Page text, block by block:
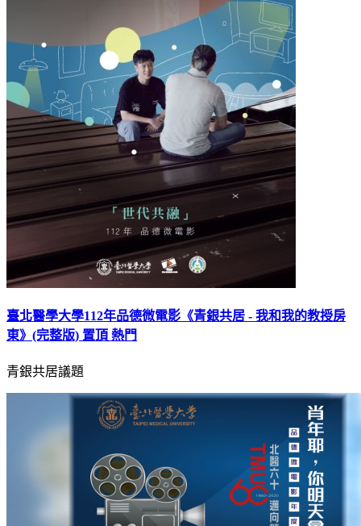
臺北醫學大學112年品德微電影《青銀共居 - 我和我的教授房
東》(完整版) 置頂 熱門
青銀共居議題